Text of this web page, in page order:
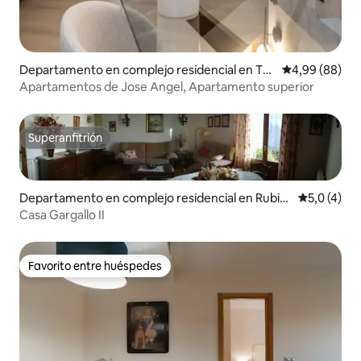
Departamento en complejo residencial en Ter
uel
Calificación
4,99 (88)
Apartamentos de Jose Angel, Apartamento superior
Superanfitrión
Superanfitrión
Departamento en complejo residencial en Rubiel
os de Mora
5,0 (4)
Casa Gargallo II
Favorito entre huéspedes
Favorito entre huéspedes